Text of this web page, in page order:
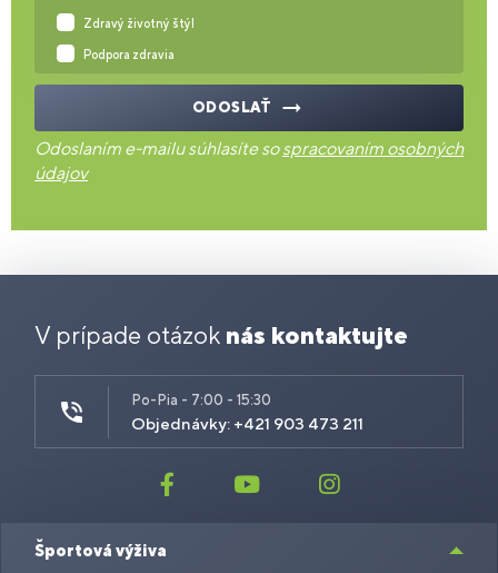
Zdravý životný štýl
Podpora zdravia
ODOSLAŤ
Odoslaním e-mailu súhlasíte sospracovaním osobných
údajov
V prípade otázok nás kontaktujte
Po-Pia - 7:00 - 15:30
Objednávky: +421 903 473 211
Športová výživa